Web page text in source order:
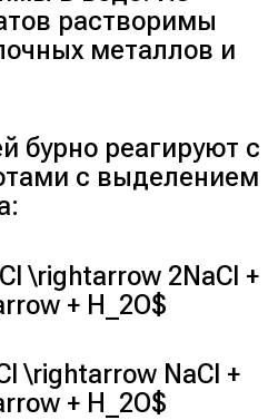
растворимы
металлов и
бурно реагируют с
с выделением
\rightarrow 2NaCl +
+ H_2O$
\rightarrow NaCl +
+ H_2O$